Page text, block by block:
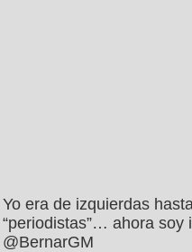
Yo era de izquierdas
“periodistas”… ahora soy
@BernarGM